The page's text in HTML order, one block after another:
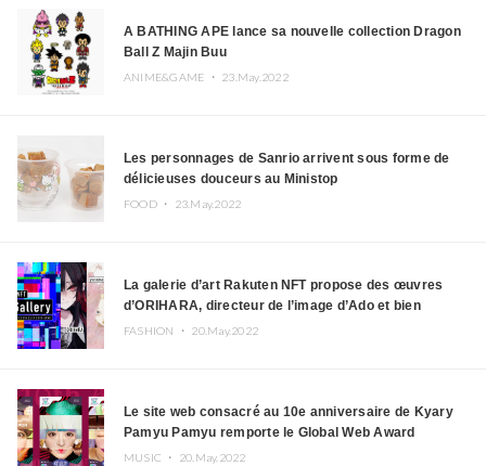
A BATHING APE lance sa nouvelle collection Dragon
Ball Z Majin Buu
ANIME&GAME ・ 23.May.2022
Les personnages de Sanrio arrivent sous forme de
délicieuses douceurs au Ministop
FOOD ・ 23.May.2022
La galerie d’art Rakuten NFT propose des œuvres
d’ORIHARA, directeur de l’image d’Ado et bien
d’autres
FASHION ・ 20.May.2022
Le site web consacré au 10e anniversaire de Kyary
Pamyu Pamyu remporte le Global Web Award
MUSIC ・ 20.May.2022